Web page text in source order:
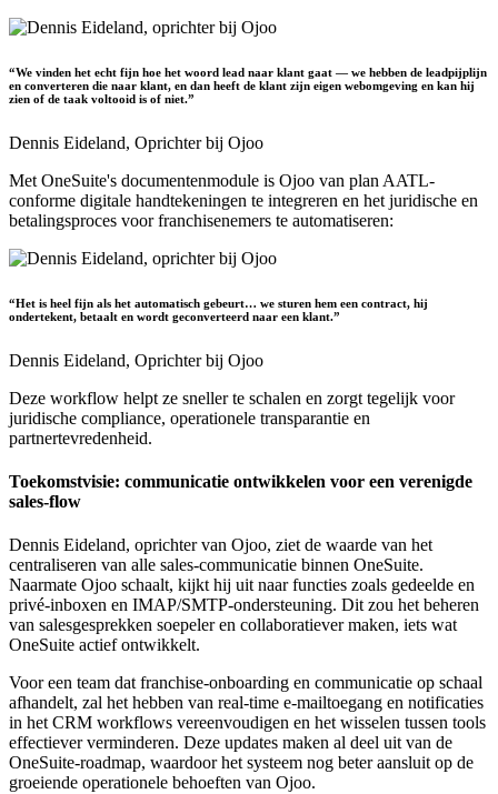
“We vinden het echt fijn hoe het woord lead naar klant gaat — we hebben de leadpijplijn
en converteren die naar klant, en dan heeft de klant zijn eigen webomgeving en kan hij
zien of de taak voltooid is of niet.”
Dennis Eideland, Oprichter bij Ojoo
Met OneSuite's documentenmodule is Ojoo van plan AATL-
conforme digitale handtekeningen te integreren en het juridische en
betalingsproces voor franchisenemers te automatiseren:
“Het is heel fijn als het automatisch gebeurt… we sturen hem een contract, hij
ondertekent, betaalt en wordt geconverteerd naar een klant.”
Dennis Eideland, Oprichter bij Ojoo
Deze workflow helpt ze sneller te schalen en zorgt tegelijk voor
juridische compliance, operationele transparantie en
partnertevredenheid.
Toekomstvisie: communicatie ontwikkelen voor een verenigde
sales-flow
Dennis Eideland, oprichter van Ojoo, ziet de waarde van het
centraliseren van alle sales-communicatie binnen OneSuite.
Naarmate Ojoo schaalt, kijkt hij uit naar functies zoals gedeelde en
privé-inboxen en IMAP/SMTP-ondersteuning. Dit zou het beheren
van salesgesprekken soepeler en collaboratiever maken, iets wat
OneSuite actief ontwikkelt.
Voor een team dat franchise-onboarding en communicatie op schaal
afhandelt, zal het hebben van real-time e-mailtoegang en notificaties
in het CRM workflows vereenvoudigen en het wisselen tussen tools
effectiever verminderen. Deze updates maken al deel uit van de
OneSuite-roadmap, waardoor het systeem nog beter aansluit op de
groeiende operationele behoeften van Ojoo.